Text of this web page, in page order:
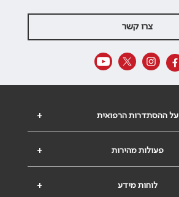
צרו קשר
+ על ההסתדרות הרפואית
+ פעולות מהירות
+ לוחות מידע